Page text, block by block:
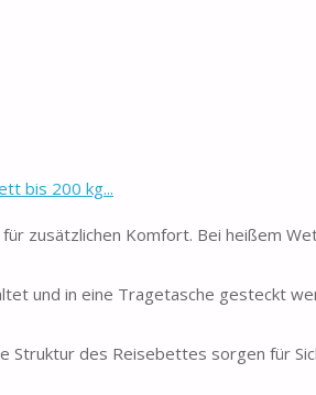
bis 200 kg...
zusätzlichen Komfort. Bei heißem
und in eine Tragetasche gesteckt
Struktur des Reisebettes sorgen für